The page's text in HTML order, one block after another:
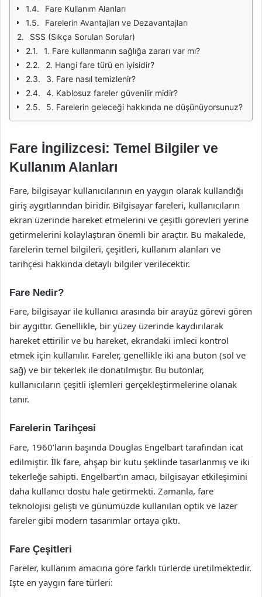
Fare Kullanım Alanları
Farelerin Avantajları ve Dezavantajları
SSS (Sıkça Sorulan Sorular)
1. Fare kullanmanın sağlığa zararı var mı?
2. Hangi fare türü en iyisidir?
3. Fare nasıl temizlenir?
4. Kablosuz fareler güvenilir midir?
5. Farelerin geleceği hakkında ne düşünüyorsunuz?
Fare İngilizcesi: Temel Bilgiler ve
Kullanım Alanları
Fare, bilgisayar kullanıcılarının en yaygın olarak kullandığı
giriş aygıtlarından biridir. Bilgisayar fareleri, kullanıcıların
ekran üzerinde hareket etmelerini ve çeşitli görevleri yerine
getirmelerini kolaylaştıran önemli bir araçtır. Bu makalede,
farelerin temel bilgileri, çeşitleri, kullanım alanları ve
tarihçesi hakkında detaylı bilgiler verilecektir.
Fare Nedir?
Fare, bilgisayar ile kullanıcı arasında bir arayüz görevi gören
bir aygıttır. Genellikle, bir yüzey üzerinde kaydırılarak
hareket ettirilir ve bu hareket, ekrandaki imleci kontrol
etmek için kullanılır. Fareler, genellikle iki ana buton (sol ve
sağ) ve bir tekerlek ile donatılmıştır. Bu butonlar,
kullanıcıların çeşitli işlemleri gerçekleştirmelerine olanak
tanır.
Farelerin Tarihçesi
Fare, 1960’ların başında Douglas Engelbart tarafından icat
edilmiştir. İlk fare, ahşap bir kutu şeklinde tasarlanmış ve iki
tekerleğe sahipti. Engelbart’ın amacı, bilgisayar etkileşimini
daha kullanıcı dostu hale getirmekti. Zamanla, fare
teknolojisi gelişti ve günümüzde kullanılan optik ve lazer
fareler gibi modern tasarımlar ortaya çıktı.
Fare Çeşitleri
Fareler, kullanım amacına göre farklı türlerde üretilmektedir.
İşte en yaygın fare türleri: